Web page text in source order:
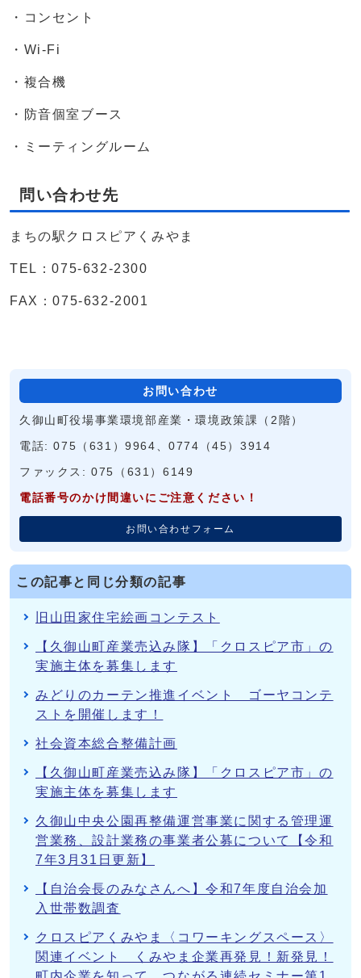
・コンセント
・Wi-Fi
・複合機
・防音個室ブース
・ミーティングルーム
問い合わせ先
まちの駅クロスピアくみやま
TEL：075-632-2300
FAX：075-632-2001
お問い合わせ
久御山町役場事業環境部産業・環境政策課（2階）
電話: 075（631）9964、0774（45）3914
ファックス: 075（631）6149
電話番号のかけ間違いにご注意ください！
お問い合わせフォーム
この記事と同じ分類の記事
旧山田家住宅絵画コンテスト
【久御山町産業売込み隊】「クロスピア市」の
実施主体を募集します
みどりのカーテン推進イベント ゴーヤコンテ
ストを開催します！
社会資本総合整備計画
【久御山町産業売込み隊】「クロスピア市」の
実施主体を募集します
久御山中央公園再整備運営事業に関する管理運
営業務、設計業務の事業者公募について【令和
7年3月31日更新】
【自治会長のみなさんへ】令和7年度自治会加
入世帯数調査
クロスピアくみやま〈コワーキングスペース〉
関連イベント くみやま企業再発見！新発見！